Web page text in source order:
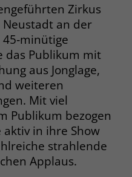
Zirkus
Neustadt an der
das Publikum mit
aus Jonglage,
weiteren
Mit viel
Publikum bezogen
in ihre Show
strahlende
Applaus.
bei.
des Benutzers
In
setzt dieses Cookie,
eines Benutzers
in einer einzigen